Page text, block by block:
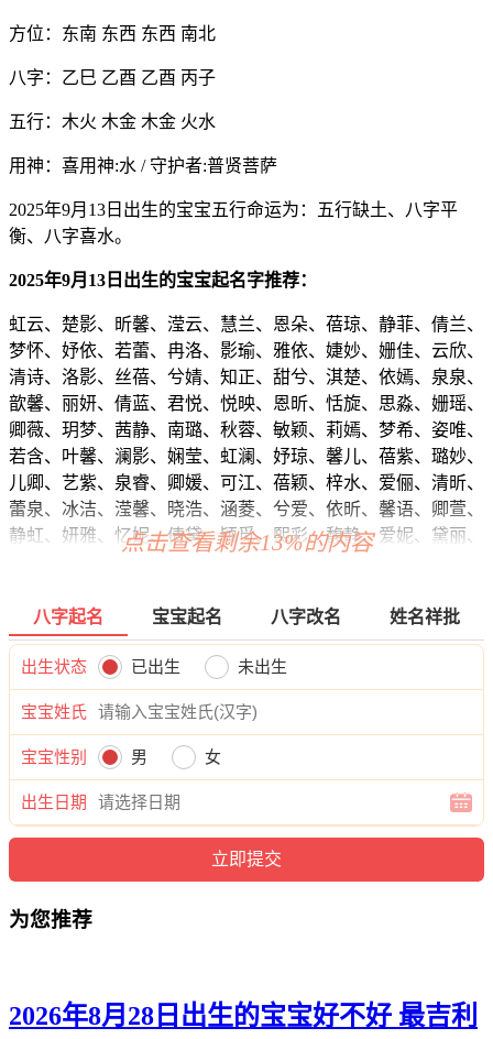
方位：东南 东西 东西 南北
八字：乙巳 乙酉 乙酉 丙子
五行：木火 木金 木金 火水
用神：喜用神:水 / 守护者:普贤菩萨
2025年9月13日出生的宝宝五行命运为：五行缺土、八字平
衡、八字喜水。
2025年9月13日出生的宝宝起名字推荐：
虹云、楚影、昕馨、滢云、慧兰、恩朵、蓓琼、静菲、倩兰、
梦怀、妤依、若蕾、冉洛、影瑜、雅依、婕妙、姗佳、云欣、
清诗、洛影、丝蓓、兮婧、知正、甜兮、淇楚、依嫣、泉泉、
歆馨、丽妍、倩蓝、君悦、悦映、恩昕、恬旋、思淼、姗瑶、
卿薇、玥梦、茜静、南璐、秋蓉、敏颖、莉嫣、梦希、姿唯、
若含、叶馨、澜影、娴莹、虹澜、妤琼、馨儿、蓓紫、璐妙、
儿卿、艺紫、泉睿、卿媛、可江、蓓颖、梓水、爱俪、清昕、
蕾泉、冰洁、滢馨、晓浩、涵菱、兮爱、依昕、馨语、卿萱、
静虹、妍雅、忆妮、倩黛、颖觅、熙彩、馥静、爱妮、黛丽、
兰媛、璇昕、若娴、绮影、旋桂、蕊冰、裳甯、泽唯、梓依、
梦璇、媱雅、妍萱、静芷、舒听、佳婉、梦蓉、雅欣、兮蕊、
欣俪、如婉、忆绿、晴清、蓝绿、蓉兮、爱楚、悠洁、恬瑶、
璇梦、虹淼、嫦珠、悦秋、彩佑、娇新、绮菲、万淼、语映、
菡宁、俪茹、紫蓉、蕾茵、紫念、姗秋、俪璇、颖妤、芷艺、
悦洛、梦涵、盼诗、萌婉、影妤、晓馨、姿傲、傲俪、晓紫、
冰妍、婕兮、缘听、婕熙、乐昕。
点击查看剩余13%的内容
八字起名 宝宝起名 八字改名 姓名祥批
出生状态 已出生 未出生
宝宝姓氏
宝宝性别 男 女
出生日期
为您推荐
2026年8月28日出生的宝宝好不好 最吉利